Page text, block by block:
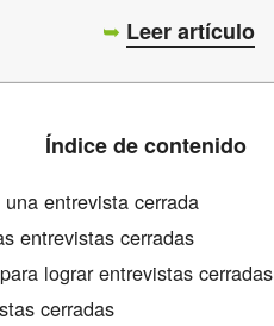
➥ Leer artículo
Índice de contenido
entrevista cerrada
entrevistas cerradas
lograr entrevistas cerradas
cerradas